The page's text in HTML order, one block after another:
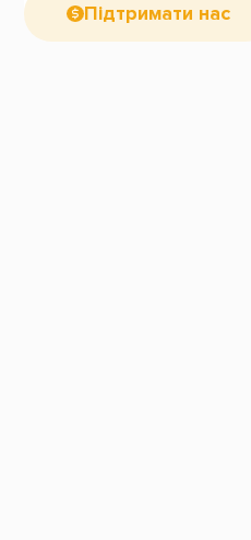
Підтримати нас